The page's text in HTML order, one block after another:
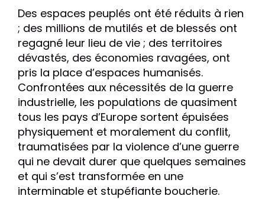
Des espaces peuplés ont été réduits à rien
; des millions de mutilés et de blessés ont
regagné leur lieu de vie ; des territoires
dévastés, des économies ravagées, ont
pris la place d’espaces humanisés.
Confrontées aux nécessités de la guerre
industrielle, les populations de quasiment
tous les pays d’Europe sortent épuisées
physiquement et moralement du conflit,
traumatisées par la violence d’une guerre
qui ne devait durer que quelques semaines
et qui s’est transformée en une
interminable et stupéfiante boucherie.